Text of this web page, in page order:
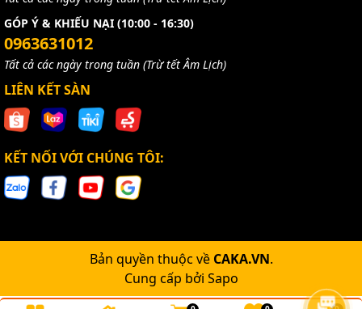
GÓP Ý & KHIẾU NẠI (10:00 - 16:30)
0963631012
Tất cả các ngày trong tuần (Trừ tết Âm Lịch)
LIÊN KẾT SÀN
KẾT NỐI VỚI CHÚNG TÔI:
Bản quyền thuộc về CAKA.VN.
Cung cấp bởi Sapo